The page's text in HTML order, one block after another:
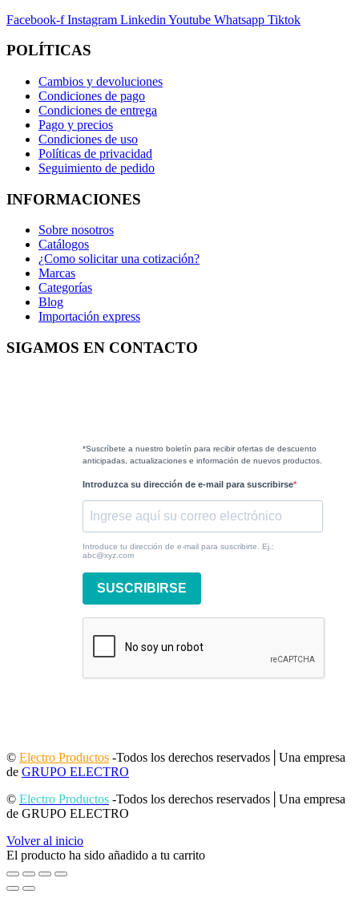
Facebook-f Instagram Linkedin Youtube Whatsapp Tiktok
POLÍTICAS
Cambios y devoluciones
Condiciones de pago
Condiciones de entrega
Pago y precios
Condiciones de uso
Políticas de privacidad
Seguimiento de pedido
INFORMACIONES
Sobre nosotros
Catálogos
¿Como solicitar una cotización?
Marcas
Categorías
Blog
Importación express
SIGAMOS EN CONTACTO
*Suscríbete a nuestro boletín para recibir ofertas de descuento
anticipadas, actualizaciones e información de nuevos productos.
Introduzca su dirección de e-mail para suscribirse
Introduce tu dirección de e-mail para suscribirte. Ej.:
abc@xyz.com
SUSCRIBIRSE
© Electro Productos -Todos los derechos reservados│Una empresa
de GRUPO ELECTRO
© Electro Productos -Todos los derechos reservados│Una empresa
de GRUPO ELECTRO
Volver al inicio
El producto ha sido añadido a tu carrito